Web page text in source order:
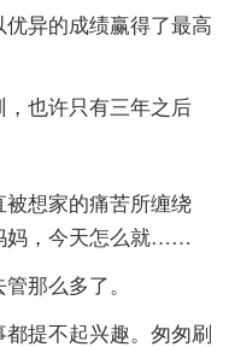
异的成绩赢得了最高
也许只有三年之后
被想家的痛苦所缠绕
妈，今天怎么就……
那么多了。
提不起兴趣。匆匆刷